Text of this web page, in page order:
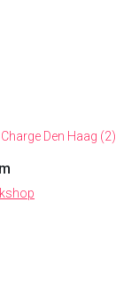
Den Haag (2)